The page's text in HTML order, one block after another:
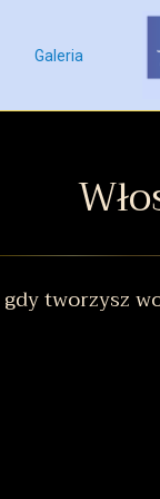
Galeria
gdy tworzysz